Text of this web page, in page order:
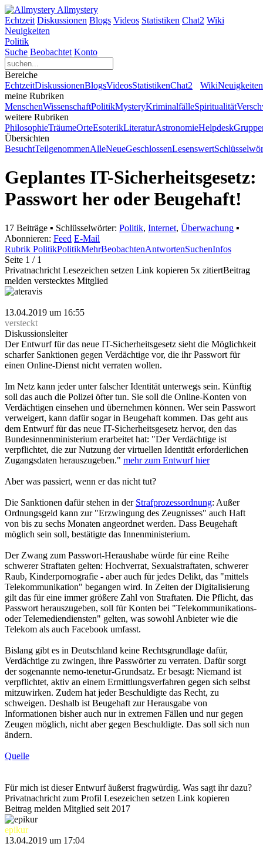
Allmystery
Echtzeit Diskussionen Blogs Videos Statistiken Chat2 Wiki
Neuigkeiten
Politik
Suche Beobachtet Konto
Bereiche
EchtzeitDiskussionenBlogsVideosStatistikenChat2 WikiNeuigkeiten
meine Rubriken
MenschenWissenschaftPolitikMysteryKriminalfälleSpiritualität
weitere Rubriken
PhilosophieTräumeOrteEsoterikLiteraturAstronomieHelpdesk
Übersichten
BesuchtTeilgenommenAlleNeueGeschlossenLesenswert
Geplantes IT-Sicherheitsgesetz:
Passwort her oder Beugehaft!
17 Beiträge ▪ Schlüsselwörter: Politik, Internet, Überwachung ▪
Abonnieren: Feed E-Mail
Rubrik PolitikPolitikMehrBeobachtenAntwortenSuchenInfos
Seite 1 / 1
Privatnachricht Lesezeichen setzen Link kopieren 5x zitiertBeitrag
melden verstecktes Mitglied
13.04.2019 um 16:55
versteckt
Diskussionsleiter
Der Entwurf für das neue IT-Sicherheitsgesetz sieht die Möglichkeit
scharfer Sanktionen gegen Verdächtige vor, die ihr Passwort für
einen Online-Dienst nicht verraten wollen.
Im Netz kann jeder unter falscher Identität unterwegs sein. Künftig
soll das auch die Polizei öfter tun. Sie soll die Online-Konten von
Verdächtigen einsehen und übernehmen können. Wer sein Passwort
verweigert, kann dafür sogar in Beugehaft kommen. Das geht aus
dem Entwurf für das neue IT-Sicherheitsgesetz hervor, den das
Bundesinnenministerium erarbeitet hat: "Der Verdächtige ist
verpflichtet, die zur Nutzung der virtuellen Identität erforderlichen
Zugangsdaten herauszugeben." mehr zum Entwurf hier
Aber was passiert, wenn er das nicht tut?
Die Sanktionen dafür stehen in der Strafprozessordnung: Außer
Ordnungsgeld kann zur "Erzwingung des Zeugnisses" auch Haft
von bis zu sechs Monaten angeordnet werden. Dass Beugehaft
möglich sein soll, bestätigte das Innenministerium.
Der Zwang zum Passwort-Heraushabe würde für eine Reihe
schwerer Straftaten gelten: Hochverrat, Sexualstraftaten, schwerer
Raub, Kinderpornografie - aber auch für jedes Delikt, das "mittels
Telekommunikation" begangen wird. In Zeiten der Digitalisierung
gilt das für eine immer größere Zahl von Straftaten. Die Pflicht, das
Passwort herauszugeben, soll für Konten bei "Telekommunikations-
oder Telemediendiensten" gelten, was sowohl Anbieter wie die
Telekom als auch Facebook umfasst.
Bislang gibt es in Deutschland keine Rechtsgrundlage dafür,
Verdächtige zu zwingen, ihre Passwörter zu verraten. Dafür sorgt
der sogenannte nemo-tenetur-Grundsatz. Er besagt: Niemand ist
verpflichtet, aktiv an einem Ermittlungsverfahren gegen sich selbst
mitzuwirken. Zudem hat jeder Beschuldigte das Recht, zu
schweigen. Deshalb ist Beugehaft zur Herausgabe von
Informationen bisher auch nur in extremen Fällen und nur gegen
Zeugen möglich, nicht aber gegen Beschuldigte. Das soll sich nun
ändern.
Quelle
Für mich ist dieser Entwurf äußerst fragwürdig. Was sagt ihr dazu?
Privatnachricht zum Profil Lesezeichen setzen Link kopieren
Beitrag melden Mitglied seit 2017
epikur
13.04.2019 um 17:04